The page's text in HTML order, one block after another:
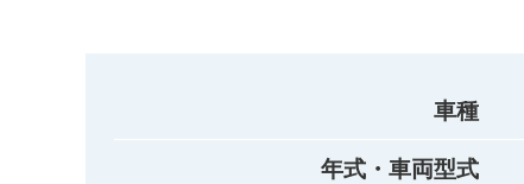
車種
年式・車両型式